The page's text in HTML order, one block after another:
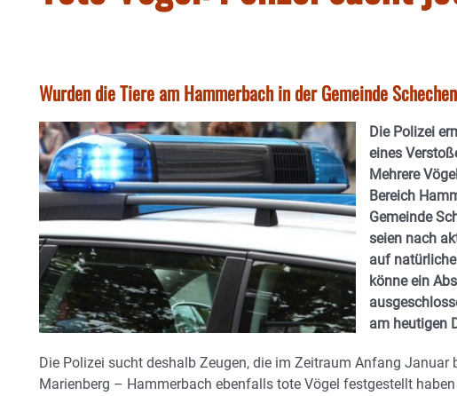
Wurden die Tiere am Hammerbach in der Gemeinde
Die Polizei
eines
Mehrere
Bereich
Gemeinde
seien nach
auf
könne ein
am heutigen
Die Polizei sucht deshalb Zeugen, die im Zeitraum Anfang Januar
Marienberg – Hammerbach ebenfalls tote Vögel festgestellt